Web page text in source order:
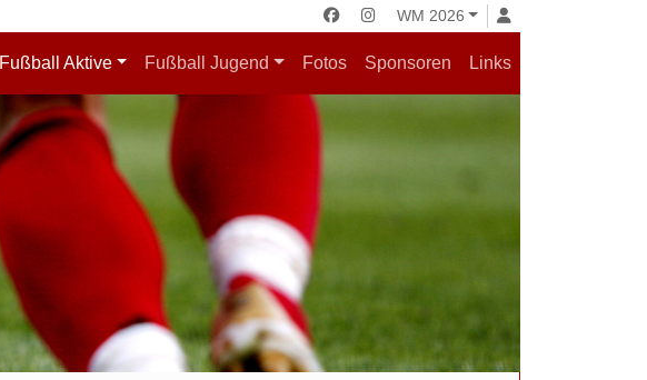
WM 2026
Fußball Aktive Fußball Jugend Fotos Sponsoren Links